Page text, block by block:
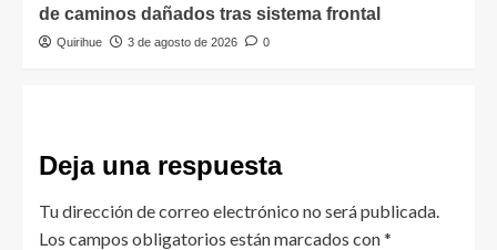
de caminos dañados tras sistema frontal
Quirihue 3 de agosto de 2026 0
Deja una respuesta
Tu dirección de correo electrónico no será publicada.
Los campos obligatorios están marcados con*